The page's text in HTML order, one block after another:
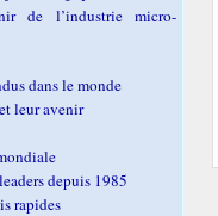
de l’industrie micro-
dans le monde
leur avenir
depuis 1985
rapides